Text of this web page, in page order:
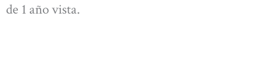
de 1 año vista.